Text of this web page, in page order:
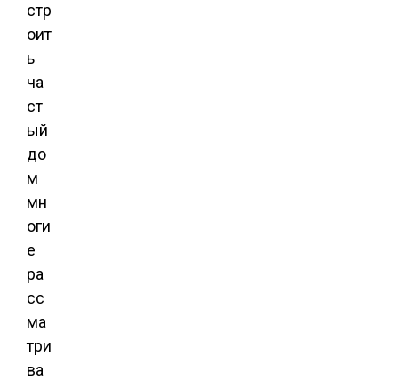
стр
оит
ь
ча
ст
ый
до
м
мн
оги
е
ра
сс
ма
три
ва